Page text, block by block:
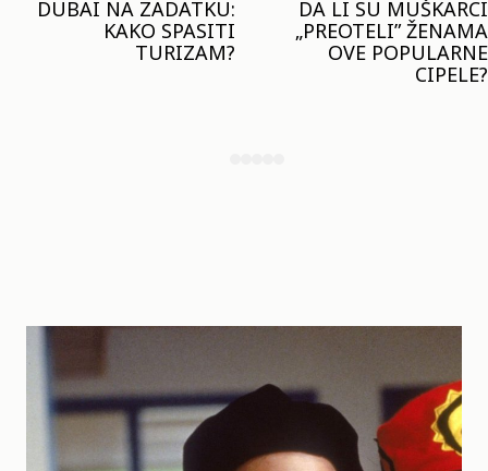
DA LI SU MUŠKARCI
„PREOTELI” ŽENAMA
OVE POPULARNE
KLJUČNI TREND LETA:
MARGO ROBI I HEJLI
BIBER NOSE ISTI
MODNI DETALJ